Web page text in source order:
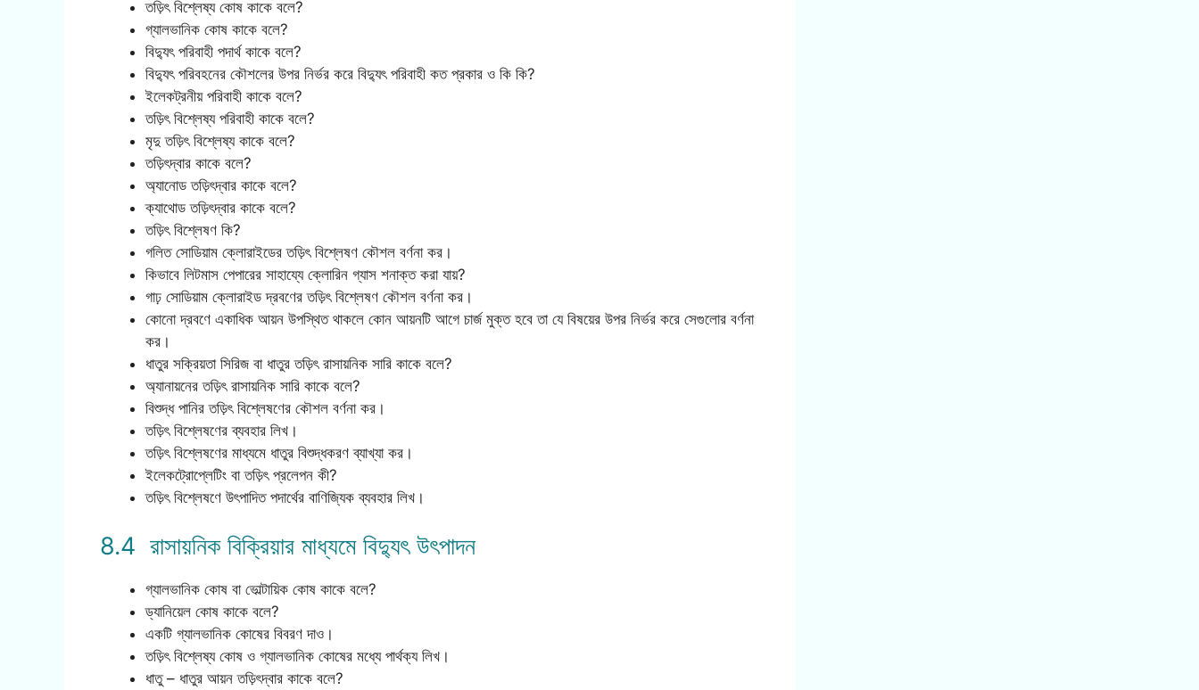
তড়িৎ বিশ্লেষ্য কোষ কাকে বলে?
গ্যালভানিক কোষ কাকে বলে?
বিদ্যুৎ পরিবাহী পদার্থ কাকে বলে?
বিদ্যুৎ পরিবহনের কৌশলের উপর নির্ভর করে বিদ্যুৎ পরিবাহী কত প্রকার ও কি কি?
ইলেকট্রনীয় পরিবাহী কাকে বলে?
তড়িৎ বিশ্লেষ্য পরিবাহী কাকে বলে?
মৃদু তড়িৎ বিশ্লেষ্য কাকে বলে?
তড়িৎদ্বার কাকে বলে?
অ্যানোড তড়িৎদ্বার কাকে বলে?
ক্যাথোড তড়িৎদ্বার কাকে বলে?
তড়িৎ বিশ্লেষণ কি?
গলিত সোডিয়াম ক্লোরাইডের তড়িৎ বিশ্লেষণ কৌশল বর্ণনা কর।
কিভাবে লিটমাস পেপারের সাহায্যে ক্লোরিন গ্যাস শনাক্ত করা যায়?
গাঢ় সোডিয়াম ক্লোরাইড দ্রবণের তড়িৎ বিশ্লেষণ কৌশল বর্ণনা কর।
কোনো দ্রবণে একাধিক আয়ন উপস্থিত থাকলে কোন আয়নটি আগে চার্জ মুক্ত হবে তা যে বিষয়ের উপর নির্ভর করে সেগুলোর বর্ণনা
কর।
ধাতুর সক্রিয়তা সিরিজ বা ধাতুর তড়িৎ রাসায়নিক সারি কাকে বলে?
অ্যানায়নের তড়িৎ রাসায়নিক সারি কাকে বলে?
বিশুদ্ধ পানির তড়িৎ বিশ্লেষণের কৌশল বর্ণনা কর।
তড়িৎ বিশ্লেষণের ব্যবহার লিখ।
তড়িৎ বিশ্লেষণের মাধ্যমে ধাতুর বিশুদ্ধকরণ ব্যাখ্যা কর।
ইলেকট্রোপ্লেটিং বা তড়িৎ প্রলেপন কী?
তড়িৎ বিশ্লেষণে উৎপাদিত পদার্থের বাণিজ্যিক ব্যবহার লিখ।
8.4 রাসায়নিক বিক্রিয়ার মাধ্যমে বিদ্যুৎ উৎপাদন
গ্যালভানিক কোষ বা ভোল্টায়িক কোষ কাকে বলে?
ড্যানিয়েল কোষ কাকে বলে?
একটি গ্যালভানিক কোষের বিবরণ দাও।
তড়িৎ বিশ্লেষ্য কোষ ও গ্যালভানিক কোষের মধ্যে পার্থক্য লিখ।
ধাতু – ধাতুর আয়ন তড়িৎদ্বার কাকে বলে?